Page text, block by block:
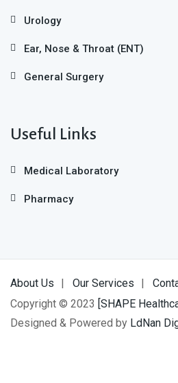
Urology
Ear, Nose & Throat (ENT)
General Surgery
Useful Links
Medical Laboratory
Pharmacy
About Us Our Services
Copyright © 2023 [SHAPE
Designed & Powered by LdNan